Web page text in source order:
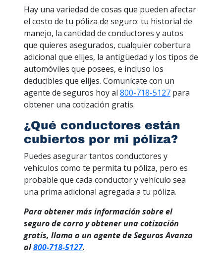
Hay una variedad de cosas que pueden afectar
el costo de tu póliza de seguro: tu historial de
manejo, la cantidad de conductores y autos
que quieres asegurados, cualquier cobertura
adicional que elijes, la antigüedad y los tipos de
automóviles que posees, e incluso los
deducibles que elijes. Comunícate con un
agente de seguros hoy al 800-718-5127 para
obtener una cotización gratis.
¿Qué conductores están
cubiertos por mi póliza?
Puedes asegurar tantos conductores y
vehículos como te permita tu póliza, pero es
probable que cada conductor y vehículo sea
una prima adicional agregada a tu póliza.
Para obtener más información sobre el
seguro de carro y obtener una cotización
gratis, llama a un agente de Seguros Avanza
al800-718-5127.